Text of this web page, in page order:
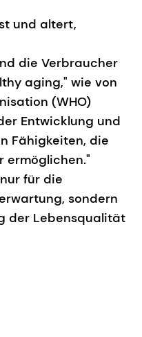
und altert,
die Verbraucher
aging," wie von
(WHO)
Entwicklung und
Fähigkeiten, die
ermöglichen."
für die
sondern
der Lebensqualität